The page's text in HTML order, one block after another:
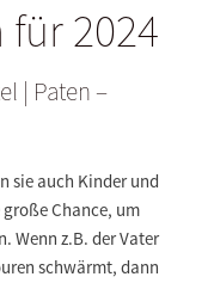
2024
| Paten–
sie auch Kinder und
Chance, um
Wenn z.B. der Vater
schwärmt, dann